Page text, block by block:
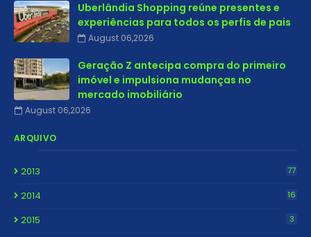
Uberlândia Shopping reúne presentes e
experiências para todos os perfis de pais
August 06,2026
Geração Z antecipa compra do primeiro
imóvel e impulsiona mudanças no
mercado imobiliário
August 06,2026
ARQUIVO
2013 77
2014 16
2015 3